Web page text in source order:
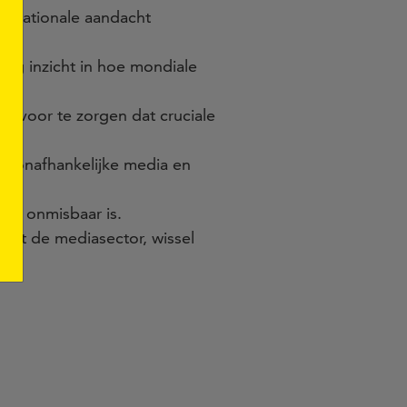
aandacht
inzicht in hoe mondiale
te zorgen dat cruciale
onafhankelijke media en
onmisbaar is.
de mediasector, wissel